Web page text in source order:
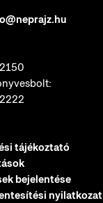
tájékoztató
bejelentése
nyilatkozat